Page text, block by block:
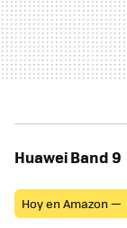
Huawei Band 9
Hoy en Amazon —